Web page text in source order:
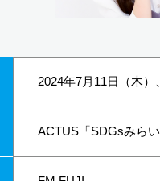
2024年7月11日（木）
ACTUS「SDGsみらい